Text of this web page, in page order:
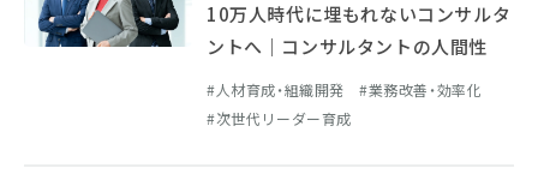
10万人時代に埋もれないコンサルタ
ントへ｜コンサルタントの人間性
人材育成・組織開発
業務改善・効率化
次世代リーダー育成